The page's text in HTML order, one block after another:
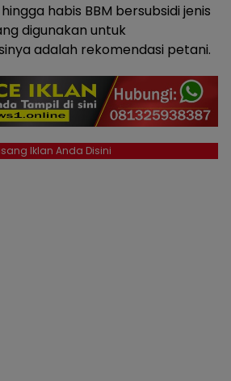
habis BBM bersubsidi jenis
digunakan untuk
adalah rekomendasi petani.
Iklan Anda Disini